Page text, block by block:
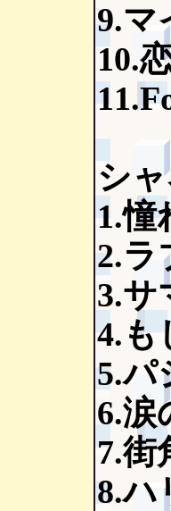
9.マ
10.
シ
1.憧
2.ラ
3.サ
4.も
5.パ
6.涙
7.街
8.ハ